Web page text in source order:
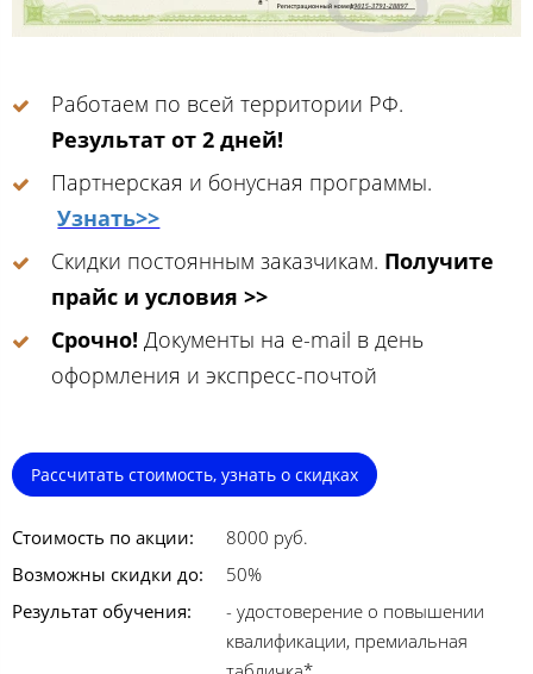
Работаем по всей территории РФ.
Результат от 2 дней!
Партнерская и бонусная программы.
Узнать>>
Скидки постоянным заказчикам. Получите
прайс и условия >>
Срочно! Документы на e-mail в день
оформления и экспресс-почтой
Рассчитать стоимость, узнать о скидках
Стоимость по акции:
8000 руб.
Возможны скидки до:
50%
Результат обучения:
- удостоверение о повышении
квалификации, премиальная